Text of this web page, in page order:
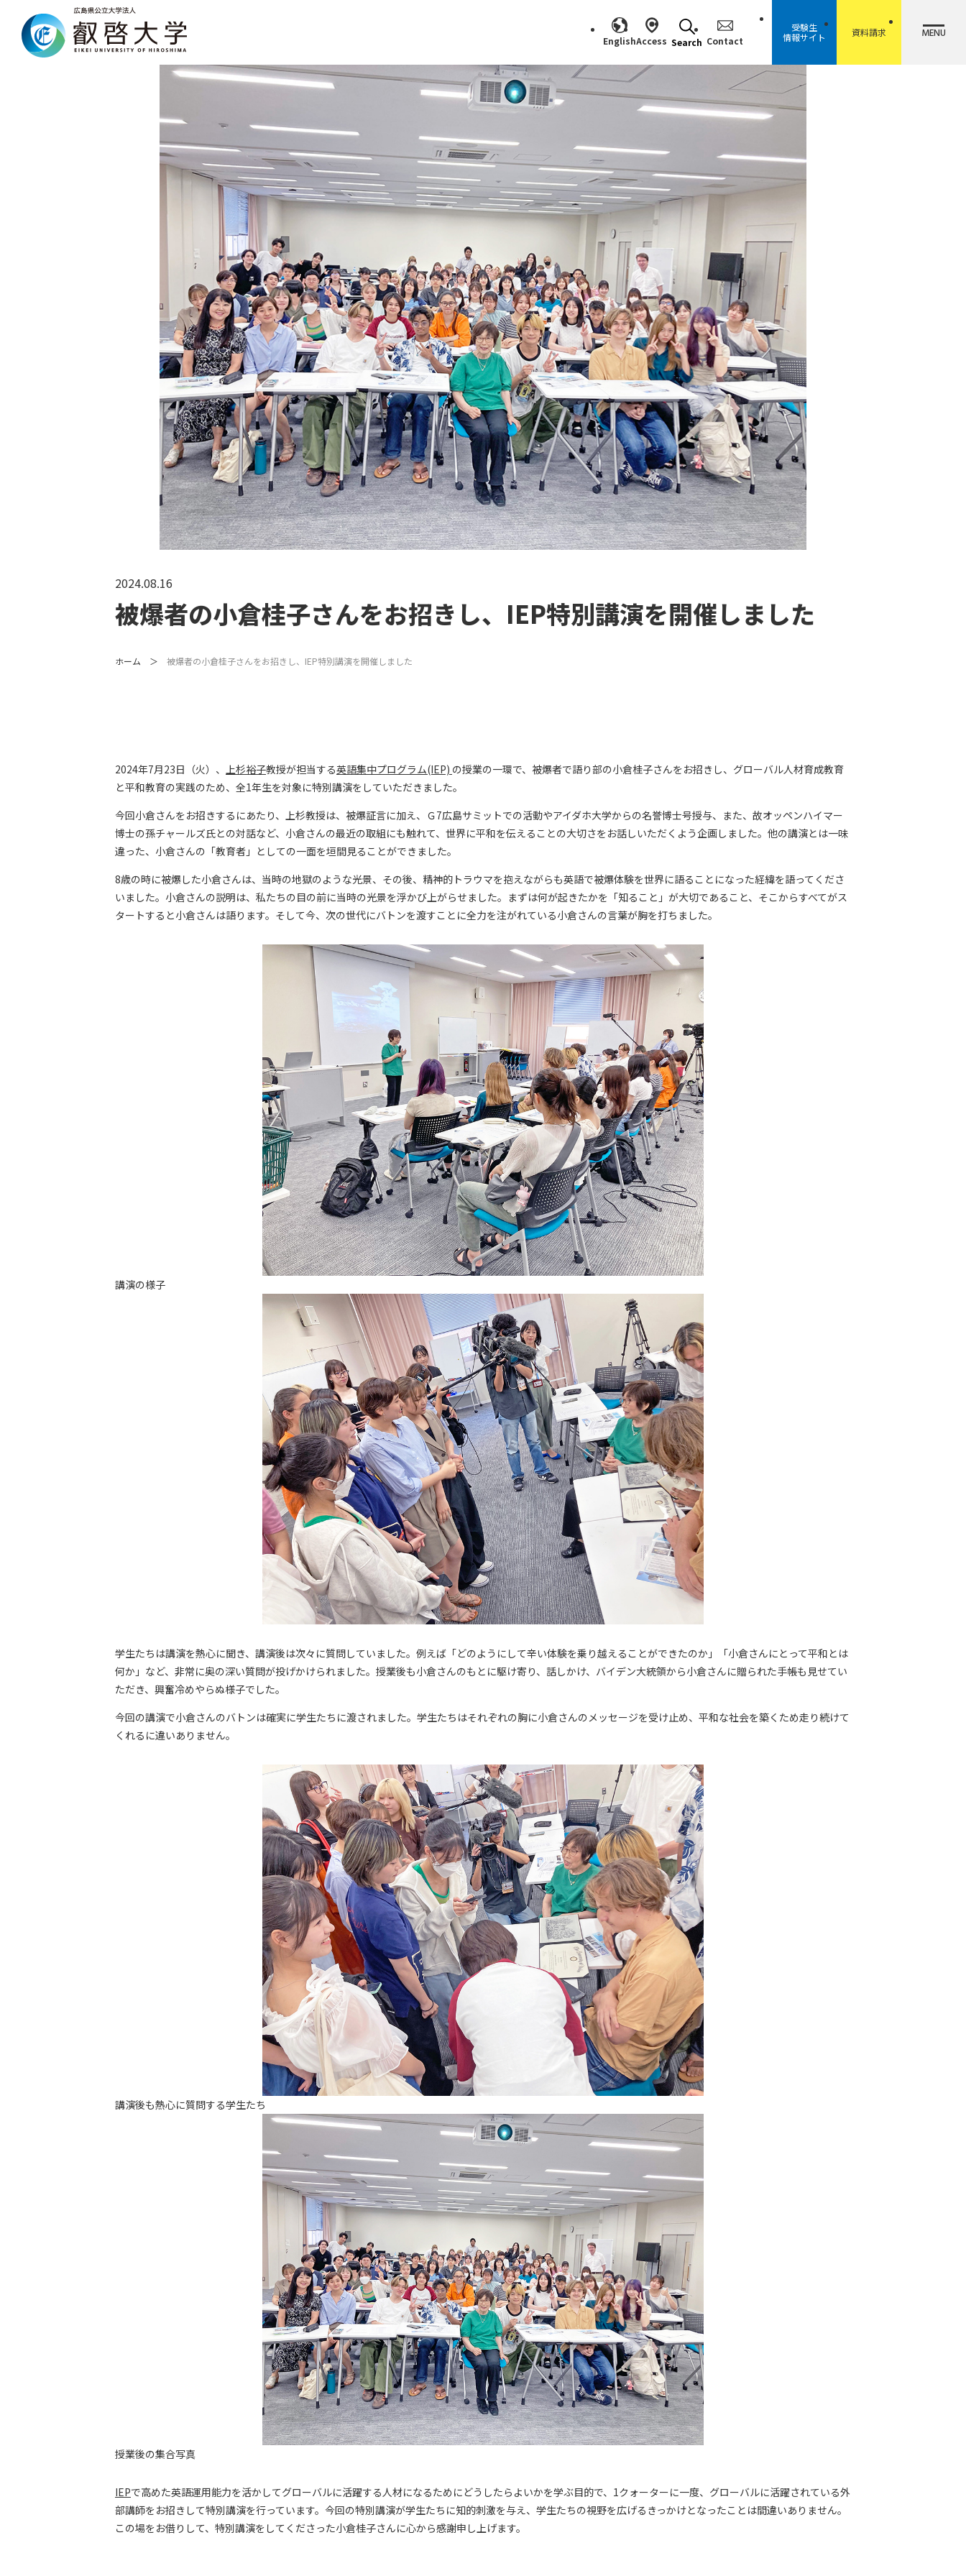
EnglishAccess Search Contact
受験生
情報サイト
資料請求 MENU
Search
2024.08.16
被爆者の小倉桂子さんをお招きし、IEP特別講演を開催しました
ホーム 被爆者の小倉桂子さんをお招きし、IEP特別講演を開催しました
2024年7月23日（火）、 上杉裕子教授が担当する英語集中プログラム(IEP) の授業の一環で、被爆者で語り部の小倉桂子さんをお招きし、グローバル人材育成教育
と平和教育の実践のため、全1年生を対象に特別講演をしていただきました。
今回小倉さんをお招きするにあたり、上杉教授は、被爆証言に加え、Ｇ7広島サミットでの活動やアイダホ大学からの名誉博士号授与、また、故オッペンハイマー
博士の孫チャールズ氏との対話など、小倉さんの最近の取組にも触れて、世界に平和を伝えることの大切さをお話しいただくよう企画しました。他の講演とは一味
違った、小倉さんの「教育者」としての一面を垣間見ることができました。
8歳の時に被爆した小倉さんは、当時の地獄のような光景、その後、精神的トラウマを抱えながらも英語で被爆体験を世界に語ることになった経緯を語ってくださ
いました。小倉さんの説明は、私たちの目の前に当時の光景を浮かび上がらせました。まずは何が起きたかを「知ること」が大切であること、そこからすべてがス
タートすると小倉さんは語ります。そして今、次の世代にバトンを渡すことに全力を注がれている小倉さんの言葉が胸を打ちました。
講演の様子
学生たちは講演を熱心に聞き、講演後は次々に質問していました。例えば「どのようにして辛い体験を乗り越えることができたのか」「小倉さんにとって平和とは
何か」など、非常に奥の深い質問が投げかけられました。授業後も小倉さんのもとに駆け寄り、話しかけ、バイデン大統領から小倉さんに贈られた手帳も見せてい
ただき、興奮冷めやらぬ様子でした。
今回の講演で小倉さんのバトンは確実に学生たちに渡されました。学生たちはそれぞれの胸に小倉さんのメッセージを受け止め、平和な社会を築くため走り続けて
くれるに違いありません。
講演後も熱心に質問する学生たち
授業後の集合写真
IEPで高めた英語運用能力を活かしてグローバルに活躍する人材になるためにどうしたらよいかを学ぶ目的で、1クォーターに一度、グローバルに活躍されている外
部講師をお招きして特別講演を行っています。今回の特別講演が学生たちに知的刺激を与え、学生たちの視野を広げるきっかけとなったことは間違いありません。
この場をお借りして、特別講演をしてくださった小倉桂子さんに心から感謝申し上げます。